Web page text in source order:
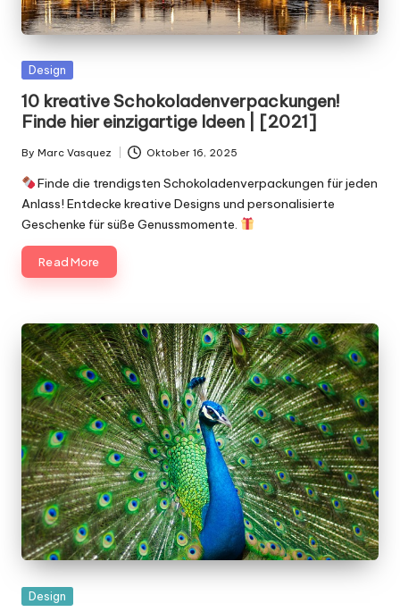
Posted
Design
10 kreative Schokoladenverpackungen!
Finde hier einzigartige Ideen | [2021]
Posted
by
By Marc Vasquez Oktober 16, 2025
Finde die trendigsten Schokoladenverpackungen für jeden
Anlass! Entdecke kreative Designs und personalisierte
Geschenke für süße Genussmomente.
Read More
Posted
Design